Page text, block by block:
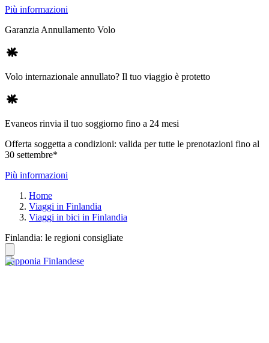
Più informazioni
Garanzia Annullamento Volo
Volo internazionale annullato? Il tuo viaggio è protetto
Evaneos rinvia il tuo soggiorno fino a 24 mesi
Offerta soggetta a condizioni: valida per tutte le prenotazioni fino al
30 settembre*
Più informazioni
Home
Viaggi in Finlandia
Viaggi in bici in Finlandia
Finlandia: le regioni consigliate
Lapponia Finlandese